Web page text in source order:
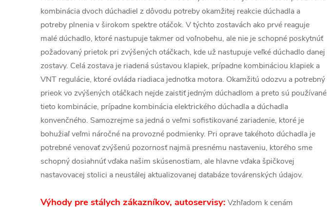
kombinácia dvoch dúchadiel z dôvodu potreby okamžitej reakcie dúchadla a
potreby plnenia v širokom spektre otáčok. V týchto zostavách ako prvé reaguje
malé dúchadlo, ktoré nastupuje takmer od voľnobehu, ale nie je schopné poskytnúť
požadovaný prietok pri zvýšených otáčkach, kde už nastupuje veľké dúchadlo danej
zostavy. Celá zostava je riadená sústavou klapiek, prípadne kombináciou klapiek a
VNT regulácie, ktoré ovláda riadiaca jednotka motora. Okamžitú odozvu a potrebný
prieok vo zvýšených otáčkach nejde zaistiť jedným dúchadlom a preto sú používané
tieto kombinácie, prípadne kombinácia elektrického dúchadla a dúchadla
konvenčného. Samozrejme sa jedná o veľmi sofistikované zariadenie, ktoré je
bohužiaľ veľmi náročné na provozné podmienky. Pri oprave takéhoto dúchadla je
potrebné venovať zvýšenú pozornosť najmä presnému nastaveniu, ktorého sme
schopný dosiahnúť vďaka našim skúsenostiam, ale hlavne vďaka špičkovej
nastavovacej stolici a neustálej aktualizovanej databáze továrenských údajov.
Výhody pre stálych zákazníkov, autoservisy: Vzhľadom k cenám